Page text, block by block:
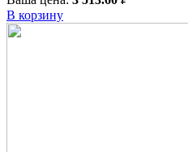
В корзину